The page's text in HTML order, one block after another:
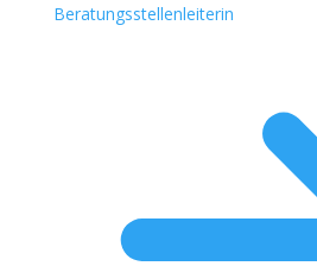
Beratungsstellenleiterin